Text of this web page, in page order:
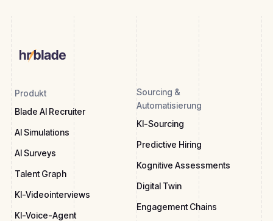
Produkt
Blade AI Recruiter
AI Simulations
AI Surveys
Talent Graph
KI-Videointerviews
KI-Voice-Agent
Sourcing &
Automatisierung
KI-Sourcing
Predictive Hiring
Kognitive Assessments
Digital Twin
Engagement Chains